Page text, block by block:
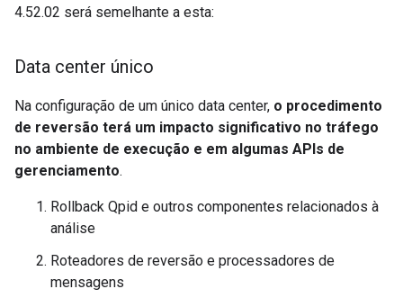
4.52.02 será semelhante a esta:
Data center único
Na configuração de um único data center, o procedimento
de reversão terá um impacto significativo no tráfego
no ambiente de execução e em algumas APIs de
gerenciamento.
Rollback Qpid e outros componentes relacionados à
análise
Roteadores de reversão e processadores de
mensagens